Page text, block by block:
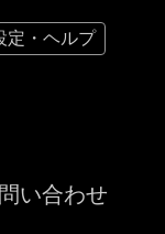
定・ヘルプ
い合わせ